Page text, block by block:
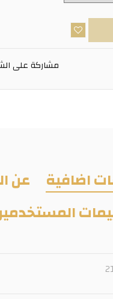
مشاركة على
اضافية
عن
المستخدمين